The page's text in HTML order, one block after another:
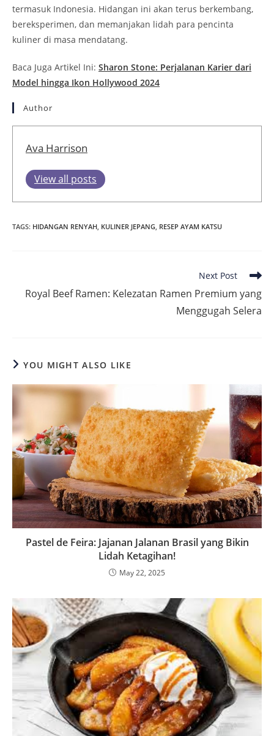
termasuk Indonesia. Hidangan ini akan terus berkembang,
bereksperimen, dan memanjakan lidah para pencinta
kuliner di masa mendatang.
Baca Juga Artikel Ini: Sharon Stone: Perjalanan Karier dari
Model hingga Ikon Hollywood 2024
Author
Ava Harrison
View all posts
TAGS: HIDANGAN RENYAH KULINER JEPANG RESEP AYAM KATSU
articles
Next Post
Royal Beef Ramen: Kelezatan Ramen Premium yang
Menggugah Selera
YOU MIGHT ALSO LIKE
Pastel de Feira: Jajanan Jalanan Brasil yang Bikin
Lidah Ketagihan!
May 22, 2025